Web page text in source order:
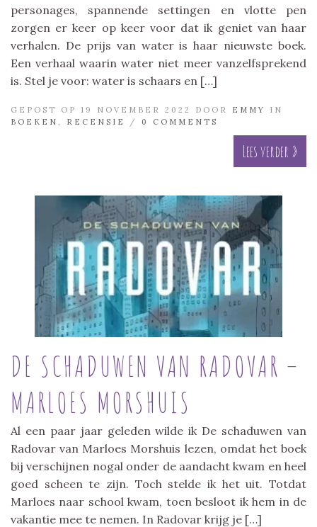
personages, spannende settingen en vlotte pen
zorgen er keer op keer voor dat ik geniet van haar
verhalen. De prijs van water is haar nieuwste boek.
Een verhaal waarin water niet meer vanzelfsprekend
is. Stel je voor: water is schaars en […]
GEPOST OP 19 NOVEMBER 2022 DOOR EMMY
IN
BOEKEN , RECENSIE / 0 COMMENTS
Lees verder »
DE SCHADUWEN VAN RADOVAR –
MARLOES MORSHUIS
Al een paar jaar geleden wilde ik De schaduwen van
Radovar van Marloes Morshuis lezen, omdat het boek
bij verschijnen nogal onder de aandacht kwam en heel
goed scheen te zijn. Toch stelde ik het uit. Totdat
Marloes naar school kwam, toen besloot ik hem in de
vakantie mee te nemen. In Radovar krijg je […]